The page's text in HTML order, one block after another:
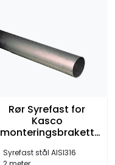
Rør Syrefast for
Kasco
monteringsbrakett
Syrefast stål AISI316